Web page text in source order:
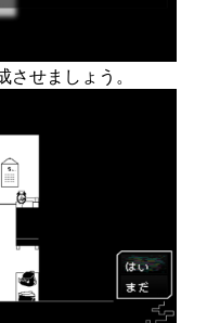
させましょう。